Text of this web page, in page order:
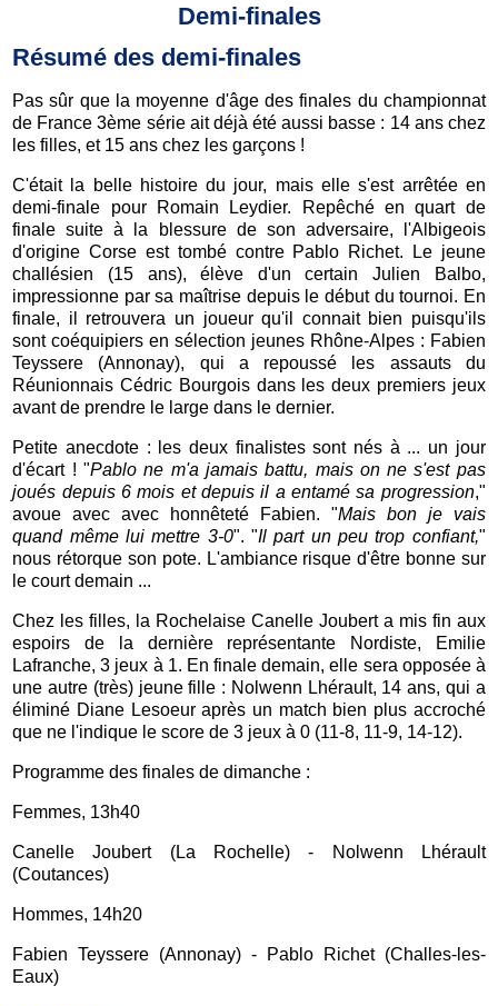
Demi-finales
Résumé des demi-finales
Pas sûr que la moyenne d'âge des finales du championnat
de France 3ème série ait déjà été aussi basse : 14 ans chez
les filles, et 15 ans chez les garçons !
C'était la belle histoire du jour, mais elle s'est arrêtée en
demi-finale pour Romain Leydier. Repêché en quart de
finale suite à la blessure de son adversaire, l'Albigeois
d'origine Corse est tombé contre Pablo Richet. Le jeune
challésien (15 ans), élève d'un certain Julien Balbo,
impressionne par sa maîtrise depuis le début du tournoi. En
finale, il retrouvera un joueur qu'il connait bien puisqu'ils
sont coéquipiers en sélection jeunes Rhône-Alpes : Fabien
Teyssere (Annonay), qui a repoussé les assauts du
Réunionnais Cédric Bourgois dans les deux premiers jeux
avant de prendre le large dans le dernier.
Petite anecdote : les deux finalistes sont nés à ... un jour
d'écart ! "Pablo ne m'a jamais battu, mais on ne s'est pas
joués depuis 6 mois et depuis il a entamé sa progression,"
avoue avec avec honnêteté Fabien. "Mais bon je vais
quand même lui mettre 3-0". "Il part un peu trop confiant,"
nous rétorque son pote. L'ambiance risque d'être bonne sur
le court demain ...
Chez les filles, la Rochelaise Canelle Joubert a mis fin aux
espoirs de la dernière représentante Nordiste, Emilie
Lafranche, 3 jeux à 1. En finale demain, elle sera opposée à
une autre (très) jeune fille : Nolwenn Lhérault, 14 ans, qui a
éliminé Diane Lesoeur après un match bien plus accroché
que ne l'indique le score de 3 jeux à 0 (11-8, 11-9, 14-12).
Programme des finales de dimanche :
Femmes, 13h40
Canelle Joubert (La Rochelle) - Nolwenn Lhérault
(Coutances)
Hommes, 14h20
Fabien Teyssere (Annonay) - Pablo Richet (Challes-les-
Eaux)